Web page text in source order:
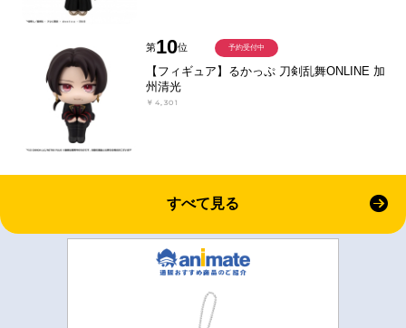
第10位
【フィギュア】るかっぷ 刀剣乱舞ONLINE 加
州清光
￥4,301
予約受付中
すべて見る